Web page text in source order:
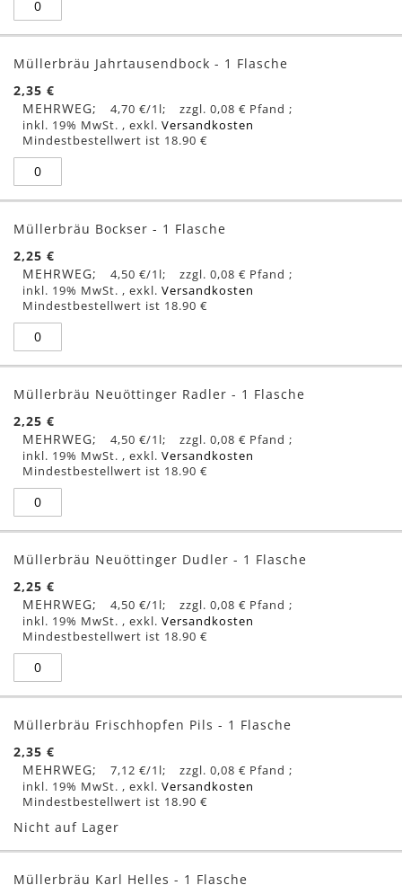
Müllerbräu Jahrtausendbock - 1 Flasche
2,35 €
MEHRWEG
4,70 €/1l
0,08 €
inkl. 19% MwSt. , exkl. Versandkosten
Mindestbestellwert ist 18.90 €
Müllerbräu Bockser - 1 Flasche
2,25 €
MEHRWEG
4,50 €/1l
0,08 €
inkl. 19% MwSt. , exkl. Versandkosten
Mindestbestellwert ist 18.90 €
Müllerbräu Neuöttinger Radler - 1 Flasche
2,25 €
MEHRWEG
4,50 €/1l
0,08 €
inkl. 19% MwSt. , exkl. Versandkosten
Mindestbestellwert ist 18.90 €
Müllerbräu Neuöttinger Dudler - 1 Flasche
2,25 €
MEHRWEG
4,50 €/1l
0,08 €
inkl. 19% MwSt. , exkl. Versandkosten
Mindestbestellwert ist 18.90 €
Müllerbräu Frischhopfen Pils - 1 Flasche
2,35 €
MEHRWEG
7,12 €/1l
0,08 €
inkl. 19% MwSt. , exkl. Versandkosten
Mindestbestellwert ist 18.90 €
Nicht auf Lager
Müllerbräu Karl Helles - 1 Flasche